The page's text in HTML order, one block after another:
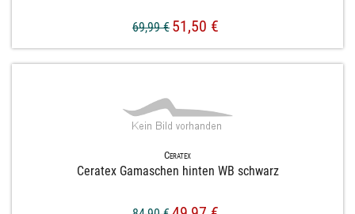
69,99 € 51,50 €
Ceratex
Ceratex Gamaschen hinten WB schwarz